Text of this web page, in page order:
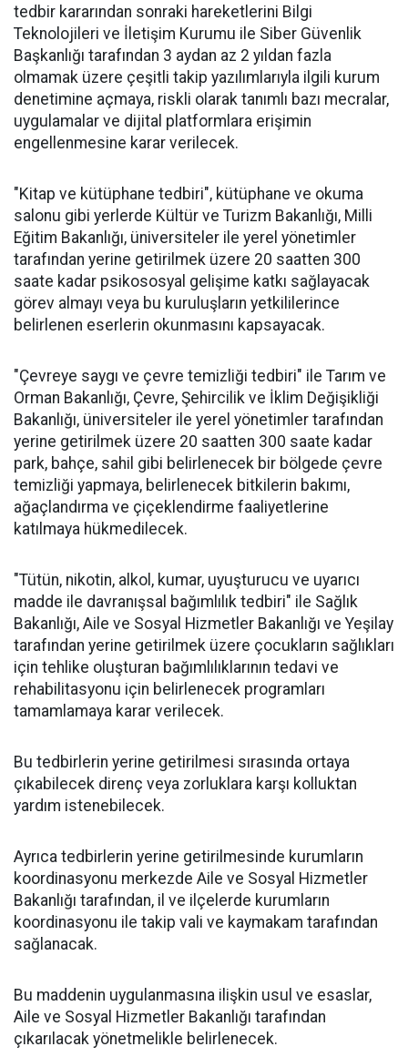
tedbir kararından sonraki hareketlerini Bilgi
Teknolojileri ve İletişim Kurumu ile Siber Güvenlik
Başkanlığı tarafından 3 aydan az 2 yıldan fazla
olmamak üzere çeşitli takip yazılımlarıyla ilgili kurum
denetimine açmaya, riskli olarak tanımlı bazı mecralar,
uygulamalar ve dijital platformlara erişimin
engellenmesine karar verilecek.
"Kitap ve kütüphane tedbiri", kütüphane ve okuma
salonu gibi yerlerde Kültür ve Turizm Bakanlığı, Milli
Eğitim Bakanlığı, üniversiteler ile yerel yönetimler
tarafından yerine getirilmek üzere 20 saatten 300
saate kadar psikososyal gelişime katkı sağlayacak
görev almayı veya bu kuruluşların yetkililerince
belirlenen eserlerin okunmasını kapsayacak.
"Çevreye saygı ve çevre temizliği tedbiri" ile Tarım ve
Orman Bakanlığı, Çevre, Şehircilik ve İklim Değişikliği
Bakanlığı, üniversiteler ile yerel yönetimler tarafından
yerine getirilmek üzere 20 saatten 300 saate kadar
park, bahçe, sahil gibi belirlenecek bir bölgede çevre
temizliği yapmaya, belirlenecek bitkilerin bakımı,
ağaçlandırma ve çiçeklendirme faaliyetlerine
katılmaya hükmedilecek.
"Tütün, nikotin, alkol, kumar, uyuşturucu ve uyarıcı
madde ile davranışsal bağımlılık tedbiri" ile Sağlık
Bakanlığı, Aile ve Sosyal Hizmetler Bakanlığı ve Yeşilay
tarafından yerine getirilmek üzere çocukların sağlıkları
için tehlike oluşturan bağımlılıklarının tedavi ve
rehabilitasyonu için belirlenecek programları
tamamlamaya karar verilecek.
Bu tedbirlerin yerine getirilmesi sırasında ortaya
çıkabilecek direnç veya zorluklara karşı kolluktan
yardım istenebilecek.
Ayrıca tedbirlerin yerine getirilmesinde kurumların
koordinasyonu merkezde Aile ve Sosyal Hizmetler
Bakanlığı tarafından, il ve ilçelerde kurumların
koordinasyonu ile takip vali ve kaymakam tarafından
sağlanacak.
Bu maddenin uygulanmasına ilişkin usul ve esaslar,
Aile ve Sosyal Hizmetler Bakanlığı tarafından
çıkarılacak yönetmelikle belirlenecek.